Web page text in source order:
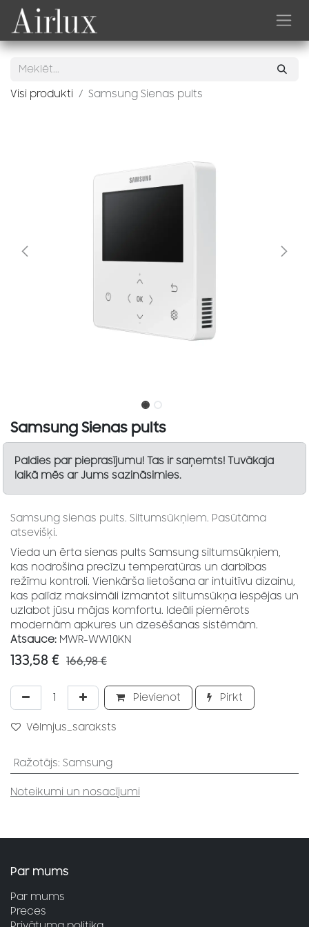
Skip to Content
Visi produkti Samsung Sienas pults
Samsung Sienas pults
Paldies par pieprasījumu! Tas ir saņemts! Tuvākaja
laikā mēs ar Jums sazināsimies.
Samsung sienas pults. Siltumsūkņiem. Pasūtāma
atsevišķi.
Vieda un ērta sienas pults Samsung siltumsūkņiem,
kas nodrošina precīzu temperatūras un darbības
režīmu kontroli. Vienkārša lietošana ar intuitīvu dizainu,
kas palīdz maksimāli izmantot siltumsūkņa iespējas un
uzlabot jūsu mājas komfortu. Ideāli piemērots
modernām apkures un dzesēšanas sistēmām.
Atsauce: MWR-WW10KN
133,58 € 166,98€
Pievienot Pirkt
Vēlmjus_saraksts
Ražotājs: Samsung
Noteikumi un nosacījumi
Par mums
Par mums
Preces